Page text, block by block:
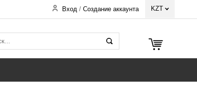
Вход / Создание аккаунта KZT